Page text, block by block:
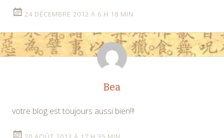
24 DÉCEMBRE 2012 À 6 H 18 MIN
Bea
votre blog est toujours aussi bien!!!